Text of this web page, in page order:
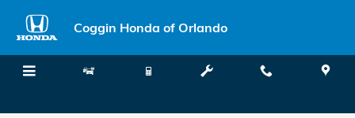
El valor de su comercio
Coggin Honda of Orlando